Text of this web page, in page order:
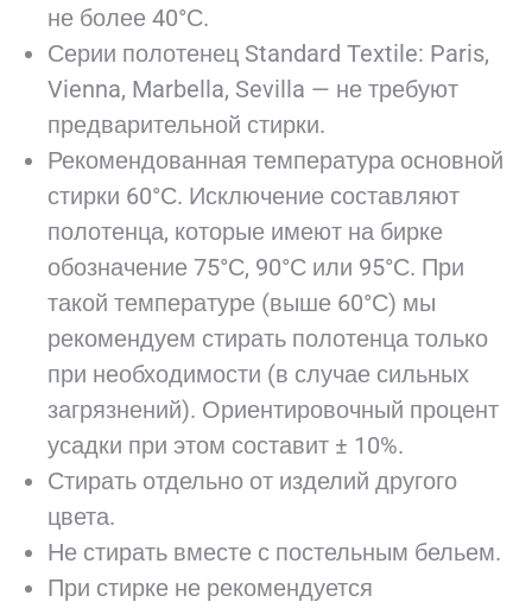
не более 40°С.
Серии полотенец Standard Textile: Paris,
Vienna, Marbella, Sevilla — не требуют
предварительной стирки.
Рекомендованная температура основной
стирки 60°С. Исключение составляют
полотенца, которые имеют на бирке
обозначение 75°С, 90°С или 95°С. При
такой температуре (выше 60°С) мы
рекомендуем стирать полотенца только
при необходимости (в случае сильных
загрязнений). Ориентировочный процент
усадки при этом составит ± 10%.
Стирать отдельно от изделий другого
цвета.
Не стирать вместе с постельным бельем.
При стирке не рекомендуется